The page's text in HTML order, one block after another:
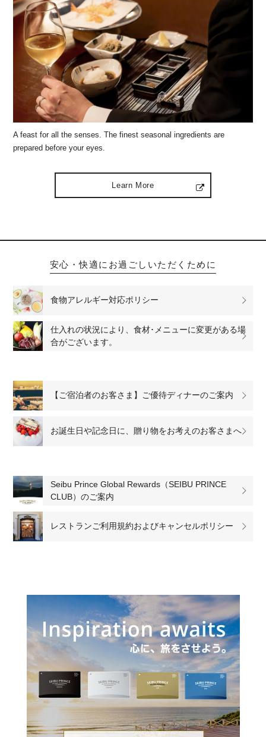
A feast for all the senses. The finest seasonal ingredients are
prepared before your eyes.
Learn More
安心・快適にお過ごしいただくために
食物アレルギー対応ポリシー
仕入れの状況により、食材･メニューに変更がある場
合がございます。
【ご宿泊者のお客さま】ご優待ディナーのご案内
お誕生日や記念日に、贈り物をお考えのお客さまへ
Seibu Prince Global Rewards（SEIBU PRINCE
CLUB）のご案内
レストランご利用規約およびキャンセルポリシー